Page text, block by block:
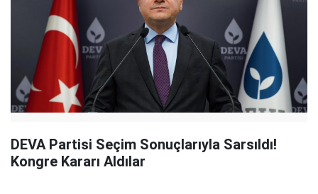
DEVA Partisi Seçim Sonuçlarıyla Sarsıldı!
Kongre Kararı Aldılar